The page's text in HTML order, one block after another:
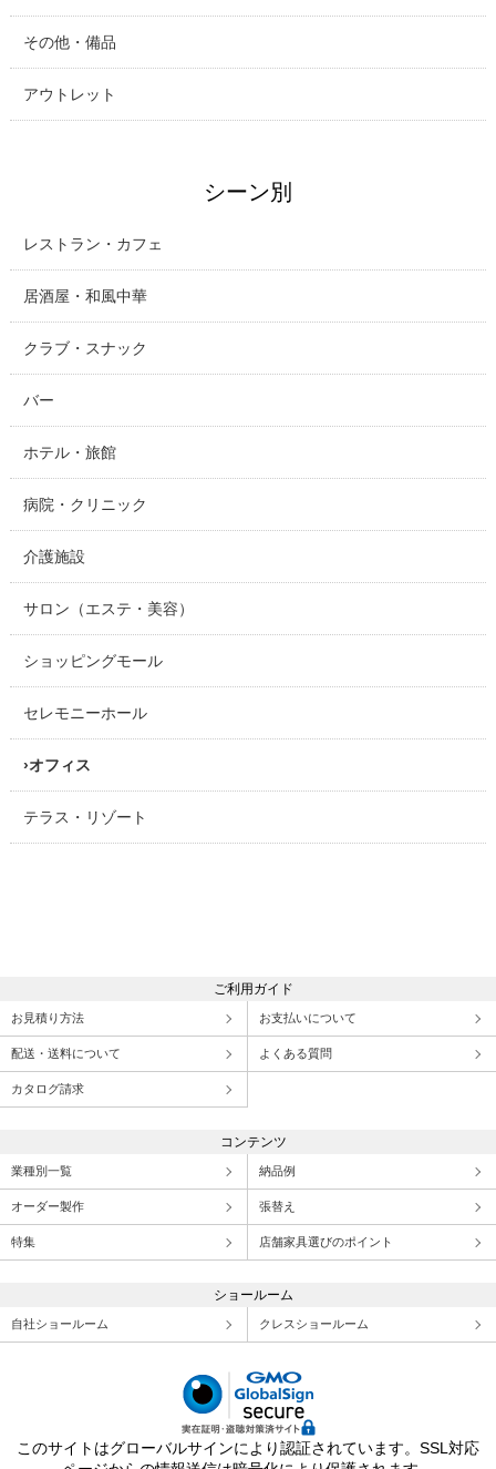
その他・備品
アウトレット
シーン別
レストラン・カフェ
居酒屋・和風中華
クラブ・スナック
バー
ホテル・旅館
病院・クリニック
介護施設
サロン（エステ・美容）
ショッピングモール
セレモニーホール
オフィス
テラス・リゾート
ご利用ガイド
お見積り方法 お支払いについて
配送・送料について よくある質問
カタログ請求
コンテンツ
業種別一覧 納品例
オーダー製作 張替え
特集 店舗家具選びのポイント
ショールーム
自社ショールーム クレスショールーム
このサイトはグローバルサインにより認証されています。SSL対応